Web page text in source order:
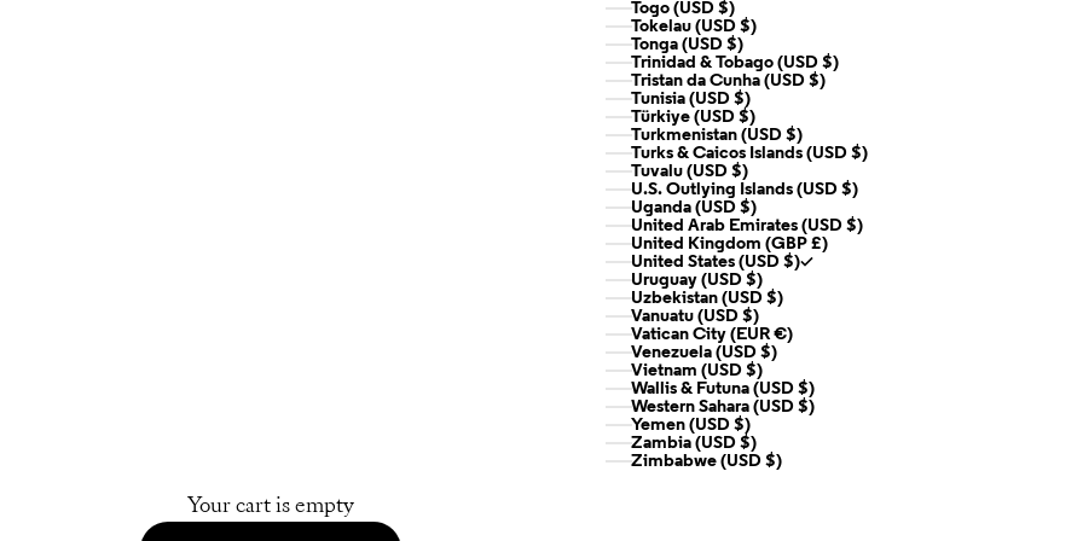
Togo (USD $)
Tokelau (USD $)
Tonga (USD $)
Trinidad & Tobago (USD $)
Tristan da Cunha (USD $)
Tunisia (USD $)
Türkiye (USD $)
Turkmenistan (USD $)
Turks & Caicos Islands (USD $)
Tuvalu (USD $)
U.S. Outlying Islands (USD $)
Uganda (USD $)
United Arab Emirates (USD $)
United Kingdom (GBP £)
United States (USD $)
Uruguay (USD $)
Uzbekistan (USD $)
Vanuatu (USD $)
Vatican City (EUR €)
Venezuela (USD $)
Vietnam (USD $)
Wallis & Futuna (USD $)
Western Sahara (USD $)
Yemen (USD $)
Zambia (USD $)
Zimbabwe (USD $)
Your cart is empty